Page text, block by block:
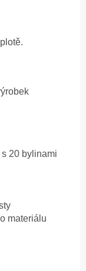
20 bylinami
materiálu